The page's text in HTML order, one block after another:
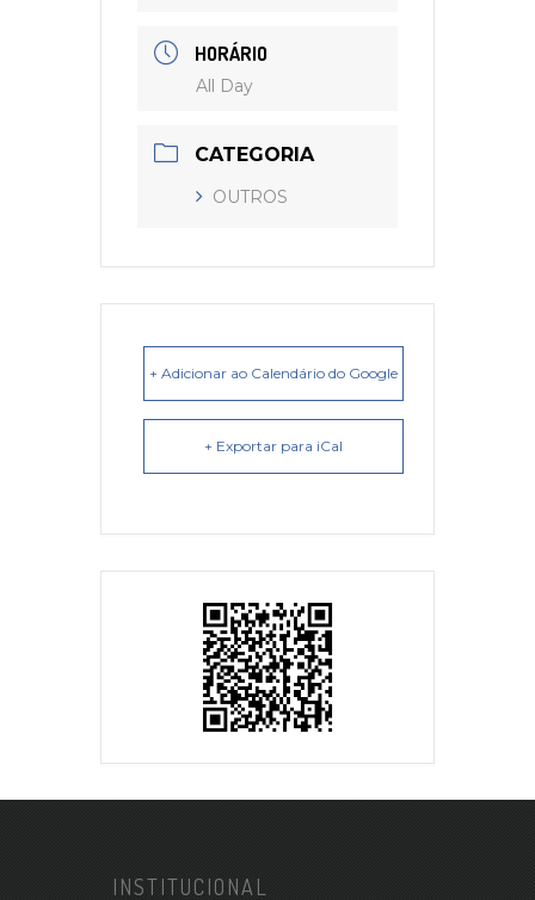
HORÁRIO
All Day
CATEGORIA
OUTROS
+ Adicionar ao Calendário do Google
+ Exportar para iCal
INSTITUCIONAL